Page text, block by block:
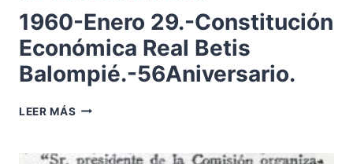
1960-Enero 29.-Constitución
Económica Real Betis
Balompié.-56Aniversario.
LEER MÁS 1960-
CONSTITUCIÓN